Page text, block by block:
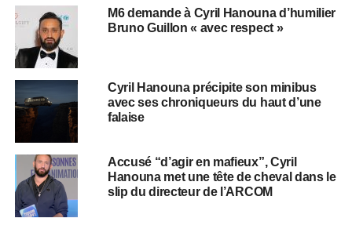
M6 demande à Cyril Hanouna d’humilier
Bruno Guillon « avec respect »
Cyril Hanouna précipite son minibus
avec ses chroniqueurs du haut d’une
falaise
Accusé “d’agir en mafieux”, Cyril
Hanouna met une tête de cheval dans le
slip du directeur de l’ARCOM